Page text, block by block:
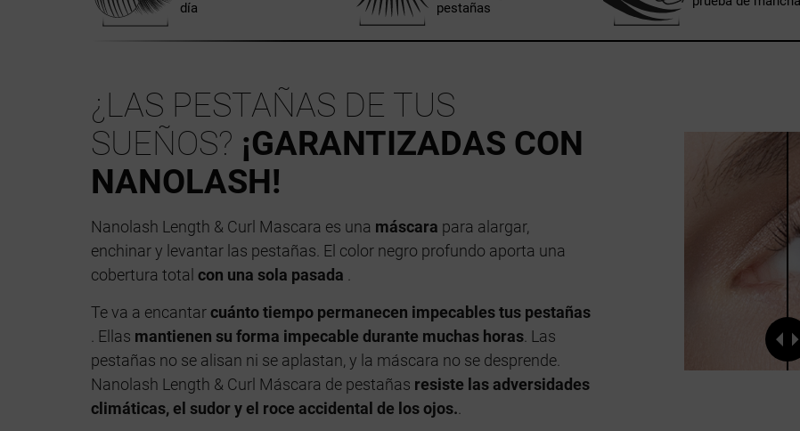
día
pestañas
¿LAS PESTAÑAS DE TUS
SUEÑOS? ¡GARANTIZADAS CON
NANOLASH!
Nanolash Length & Curl Mascara es una máscara para alargar,
enchinar y levantar las pestañas. El color negro profundo aporta una
cobertura total con una sola pasada
Te va a encantarcuánto tiempo permanecen impecables tus pestañas
. Ellas mantienen su forma impecable durante muchas horas . Las
pestañas no se alisan ni se aplastan, y la máscara no se desprende.
Nanolash Length & Curl Máscara de pestañas resiste las adversidades
climáticas, el sudor y el roce accidental de los ojos.